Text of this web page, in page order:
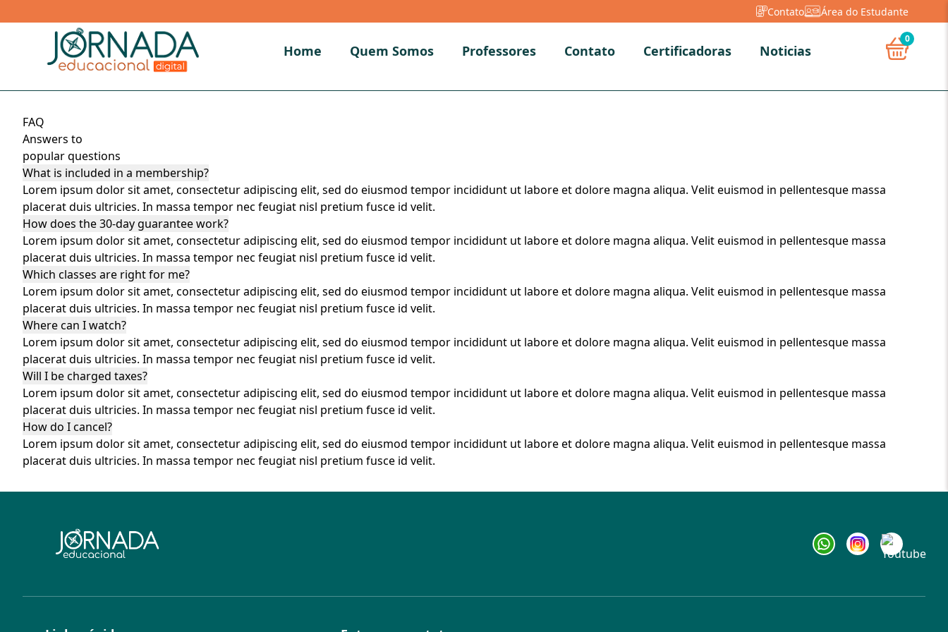
Contato Área do Estudante
Home Quem Somos Professores Contato Certificadoras Noticias
0
FAQ
Answers to
popular questions
What is included in a membership?
Lorem ipsum dolor sit amet, consectetur adipiscing elit, sed do eiusmod tempor incididunt ut labore et dolore magna aliqua. Velit euismod in pellentesque massa
placerat duis ultricies. In massa tempor nec feugiat nisl pretium fusce id velit.
How does the 30-day guarantee work?
Lorem ipsum dolor sit amet, consectetur adipiscing elit, sed do eiusmod tempor incididunt ut labore et dolore magna aliqua. Velit euismod in pellentesque massa
placerat duis ultricies. In massa tempor nec feugiat nisl pretium fusce id velit.
Which classes are right for me?
Lorem ipsum dolor sit amet, consectetur adipiscing elit, sed do eiusmod tempor incididunt ut labore et dolore magna aliqua. Velit euismod in pellentesque massa
placerat duis ultricies. In massa tempor nec feugiat nisl pretium fusce id velit.
Where can I watch?
Lorem ipsum dolor sit amet, consectetur adipiscing elit, sed do eiusmod tempor incididunt ut labore et dolore magna aliqua. Velit euismod in pellentesque massa
placerat duis ultricies. In massa tempor nec feugiat nisl pretium fusce id velit.
Will I be charged taxes?
Lorem ipsum dolor sit amet, consectetur adipiscing elit, sed do eiusmod tempor incididunt ut labore et dolore magna aliqua. Velit euismod in pellentesque massa
placerat duis ultricies. In massa tempor nec feugiat nisl pretium fusce id velit.
How do I cancel?
Lorem ipsum dolor sit amet, consectetur adipiscing elit, sed do eiusmod tempor incididunt ut labore et dolore magna aliqua. Velit euismod in pellentesque massa
placerat duis ultricies. In massa tempor nec feugiat nisl pretium fusce id velit.